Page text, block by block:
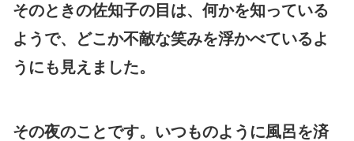
そのときの佐知子の目は、何かを知っている
ようで、どこか不敵な笑みを浮かべているよ
うにも見えました。
その夜のことです。いつものように風呂を済